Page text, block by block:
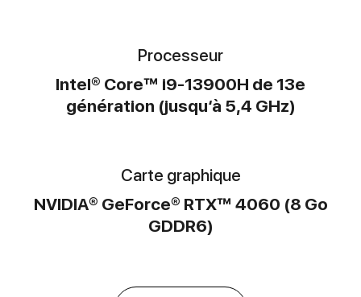
Processeur
Intel® Core™ i9-13900H de 13e
génération (jusqu‘à 5,4 GHz)
Carte graphique
NVIDIA® GeForce® RTX™ 4060 (8 Go
GDDR6)